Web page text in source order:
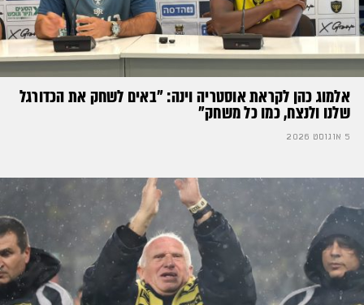
אלמוג כהן לקראת אוסטריה וינה: ״באים לשחק את הכדורגל
שלנו ולנצח, כמו כל משחק״
5 אוגוסט 2026